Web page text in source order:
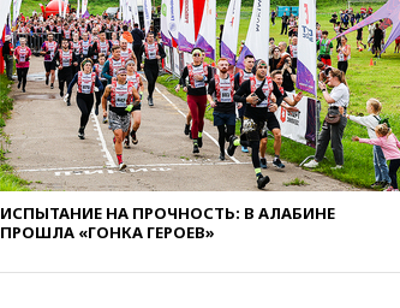
вчера, 23:28Слуцкий призвал
признать «Яблоко»
нежелательной организацией
вчера, 23:15В Смоленске
ребенок и женщина погибли
при падении деревьев во
время урагана
вчера, 22:55В Москве в
пятницу ожидаются ливни
продлил контракт с «Реалом»
ИСПЫТАНИЕ НА ПРОЧНОСТЬ: В АЛАБИНЕ
ПРОШЛА «ГОНКА ГЕРОЕВ»